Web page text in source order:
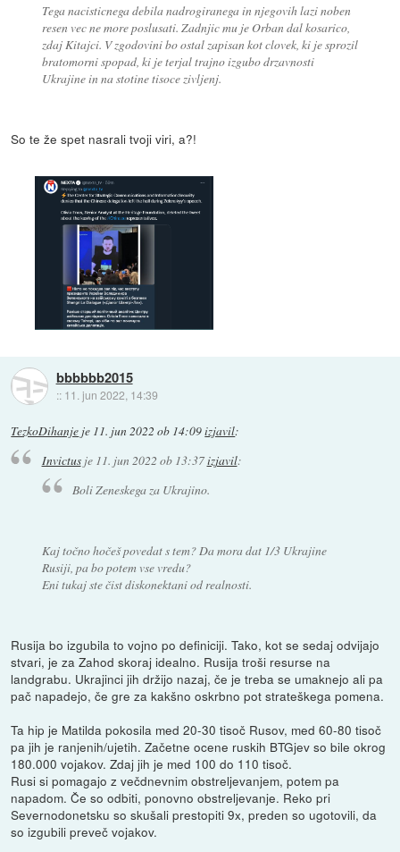
Tega nacisticnega debila nadrogiranega in njegovih lazi noben
resen vec ne more poslusati. Zadnjic mu je Orban dal kosarico,
zdaj Kitajci. V zgodovini bo ostal zapisan kot clovek, ki je sprozil
bratomorni spopad, ki je terjal trajno izgubo drzavnosti
Ukrajine in na stotine tisoce zivljenj.
So te že spet nasrali tvoji viri, a?!
bbbbbb2015
:: 11. jun 2022, 14:39
TezkoDihanje je 11. jun 2022 ob 14:09izjavil:
Invictusje 11. jun 2022 ob 13:37izjavil:
Boli Zeneskega za Ukrajino.
Kaj točno hočeš povedat s tem? Da mora dat 1/3 Ukrajine
Rusiji, pa bo potem vse vredu?
Eni tukaj ste čist diskonektani od realnosti.
Rusija bo izgubila to vojno po definiciji. Tako, kot se sedaj odvijajo
stvari, je za Zahod skoraj idealno. Rusija troši resurse na
landgrabu. Ukrajinci jih držijo nazaj, če je treba se umaknejo ali pa
pač napadejo, če gre za kakšno oskrbno pot strateškega pomena.
Ta hip je Matilda pokosila med 20-30 tisoč Rusov, med 60-80 tisoč
pa jih je ranjenih/ujetih. Začetne ocene ruskih BTGjev so bile okrog
180.000 vojakov. Zdaj jih je med 100 do 110 tisoč.
Rusi si pomagajo z večdnevnim obstreljevanjem, potem pa
napadom. Če so odbiti, ponovno obstreljevanje. Reko pri
Severnodonetsku so skušali prestopiti 9x, preden so ugotovili, da
so izgubili preveč vojakov.